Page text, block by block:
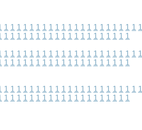
1 1 1 1 1 1 1 1 1 1 1 1 1 1 1 1 1 1 1 1 1 1
1 1 1 1 1 1 1 1 1 1 1 1 1 1 1 1 1 1 1 1
1 1 1 1 1 1 1 1 1 1 1 1 1 1 1 1 1 1 1 1 1 1
1 1 1 1 1 1 1 1 1 1 1 1 1 1 1 1 1 1 1 1
1 1 1 1 1 1 1 1 1 1 1 1 1 1 1 1 1 1 1 1 1 1
1 1 1 1 1 1 1 1 1 1 1 1 1 1 1 1 1 1 1 1